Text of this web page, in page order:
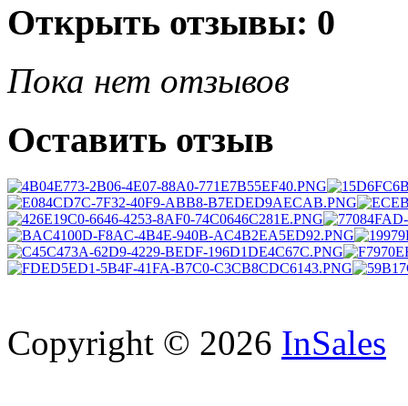
Открыть отзывы: 0
Пока нет отзывов
Оставить отзыв
Copyright © 2026 InSales